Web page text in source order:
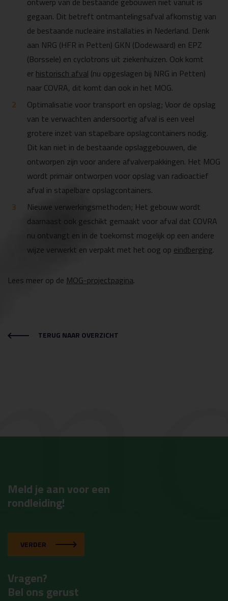
gegaan. Dit betreft ontmantelingsafval afkomstig van
de bestaande nucleaire installaties in Nederland. Denk
aan NRG (HFR in Petten) GKN (Dodewaard) en EPZ
(Borssele) en cyclotrons uit ziekenhuizen. Ook komt
er historisch afval (nu opgeslagen bij NRG in Petten)
naar COVRA, dit komt dan ook in het MOG.
Optimalisatie voor transport en opslag; Voor de opslag
van te verwachten andersoortig afval is een veel
grotere inzet van stapelbare opslagcontainers nodig.
Dit kan niet in de bestaande opslaggebouwen, die
ontworpen zijn voor andere afvalverpakkingen. Het MOG
wordt primair ontworpen voor opslag van radioactief
afval in stapelbare opslagcontainers.
Nieuwe verwerkingsmethoden; Het gebouw wordt
daarnaast ook geschikt gemaakt voor afval dat COVRA
nu ontvangt en in de toekomst mogelijk op een andere
wijze verwerkt en verpakt met het oog op eindberging.
Lees meer op de MOG-projectpagina.
TERUG NAAR OVERZICHT
Meld je aan voor een
rondleiding!
VERDER
Vragen?
Bel ons gerust